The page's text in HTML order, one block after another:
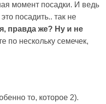
момент посадки. И ведь
посадить.. так не
правда же? Ну и не
по нескольку семечек,
то, которое 2).